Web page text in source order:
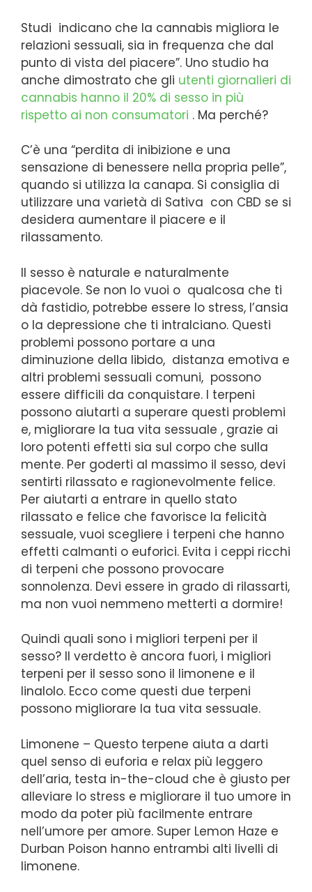
Studi indicano che la cannabis migliora le
relazioni sessuali, sia in frequenza che dal
punto di vista del piacere”. Uno studio ha
anche dimostrato che gli utenti giornalieri di
cannabis hanno il 20% di sesso in più
rispetto ai non consumatori . Ma perché?
C’è una “perdita di inibizione e una
sensazione di benessere nella propria pelle”,
quando si utilizza la canapa. Si consiglia di
utilizzare una varietà di Sativa con CBD se si
desidera aumentare il piacere e il
rilassamento.
Il sesso è naturale e naturalmente
piacevole. Se non lo vuoi o qualcosa che ti
dà fastidio, potrebbe essere lo stress, l’ansia
o la depressione che ti intralciano. Questi
problemi possono portare a una
diminuzione della libido, distanza emotiva e
altri problemi sessuali comuni, possono
essere difficili da conquistare. I terpeni
possono aiutarti a superare questi problemi
e, migliorare la tua vita sessuale , grazie ai
loro potenti effetti sia sul corpo che sulla
mente. Per goderti al massimo il sesso, devi
sentirti rilassato e ragionevolmente felice.
Per aiutarti a entrare in quello stato
rilassato e felice che favorisce la felicità
sessuale, vuoi scegliere i terpeni che hanno
effetti calmanti o euforici. Evita i ceppi ricchi
di terpeni che possono provocare
sonnolenza. Devi essere in grado di rilassarti,
ma non vuoi nemmeno metterti a dormire!
Quindi quali sono i migliori terpeni per il
sesso? Il verdetto è ancora fuori, i migliori
terpeni per il sesso sono il limonene e il
linalolo. Ecco come questi due terpeni
possono migliorare la tua vita sessuale.
Limonene – Questo terpene aiuta a darti
quel senso di euforia e relax più leggero
dell’aria, testa in-the-cloud che è giusto per
alleviare lo stress e migliorare il tuo umore in
modo da poter più facilmente entrare
nell’umore per amore. Super Lemon Haze e
Durban Poison hanno entrambi alti livelli di
limonene.